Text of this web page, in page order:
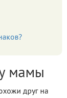
мамы
друг на